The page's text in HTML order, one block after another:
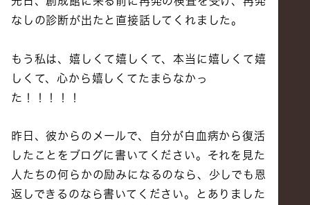
なしの診断が出たと直接話してくれました。
もう私は、嬉しくて嬉しくて、本当に嬉しくて嬉
しくて、心から嬉しくてたまらなかっ
た！！！！！
昨日、彼からのメールで、自分が白血病から復活
したことをブログに書いてください。それを見た
人たちの何らかの励みになるのなら、少しでも恩
返しできるのなら書いてください。とありました